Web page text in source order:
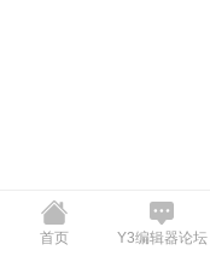
首页 Y3编辑器论坛